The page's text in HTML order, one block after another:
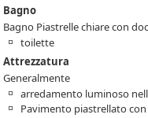
Bagno
Bagno Piastrelle chiare con
toilette
Attrezzatura
Generalmente
arredamento luminoso
Pavimento piastrellato